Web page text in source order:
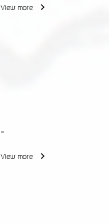
View more
-
View more